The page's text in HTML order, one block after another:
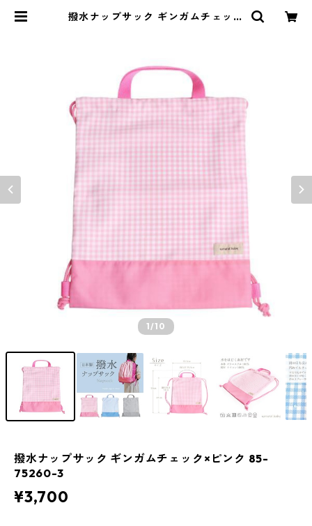
撥水ナップサック ギンガムチェック
1/10
撥水ナップサック ギンガムチェック×ピンク 85-
75260-3
¥3,700